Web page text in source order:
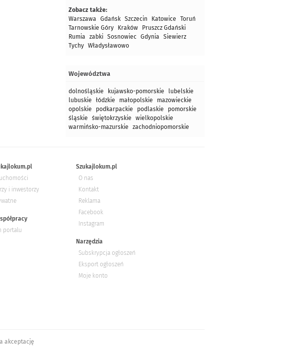
Zobacz także:
Warszawa
Gdańsk Szczecin Katowice
Toruń
Tarnowskie Góry
Kraków
Pruszcz Gdański
Rumia
zabki Sosnowiec Gdynia
Siewierz
Tychy Władysławowo
Województwa
dolnośląskie kujawsko-pomorskie
lubelskie
lubuskie
łódzkie małopolskie
mazowieckie
opolskie
podkarpackie podlaskie
pomorskie
śląskie
świętokrzyskie
wielkopolskie
warmińsko-mazurskie
zachodniopomorskie
i inwestorzy
portalu
Szukajlokum.pl
O nas
Kontakt
Reklama
Facebook
Instagram
Narzędzia
Subskrypcja ogłoszeń
Eksport ogłoszeń
Moje konto
akceptację